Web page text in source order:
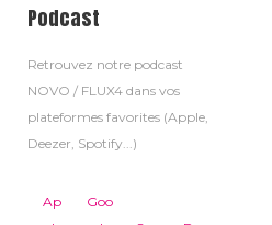
Podcast
Retrouvez notre podcast
NOVO / FLUX4 dans vos
plateformes favorites (Apple,
Deezer, Spotify...)
Ap
Goo